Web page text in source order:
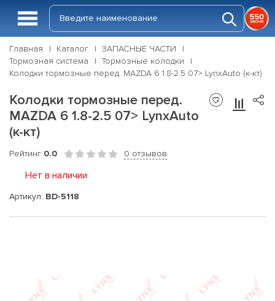
Главная Каталог
ЗАПАСНЫЕ ЧАСТИ
Тормозная система
Тормозные колодки
Колодки тормозные перед. MAZDA 6 1.8-2.5 07> LynxAuto (к-кт)
Колодки тормозные перед.
MAZDA 6 1.8-2.5 07> LynxAuto
(к-кт)
Рейтинг 0.0 0 отзывов
Нет в наличии
Артикул: BD-5118